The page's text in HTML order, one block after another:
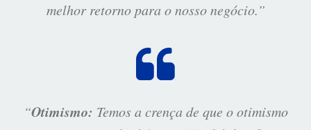
melhor retorno para o nosso negócio.”
“Otimismo: Temos a crença de que o otimismo